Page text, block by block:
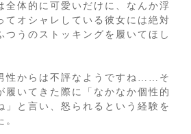
体的に可愛いだけに、なんか浮
オシャレしている彼女には絶対
つうのストッキングを履いてほし
性からは不評なようですね……そ
履いてきた際に「なかなか個性的
」と言い、怒られるという経験を
。